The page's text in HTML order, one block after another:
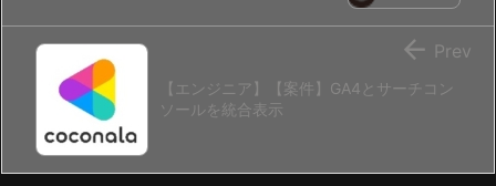
【エンジニア】【案件】GA4とサーチコン
ソールを統合表示
 Prev